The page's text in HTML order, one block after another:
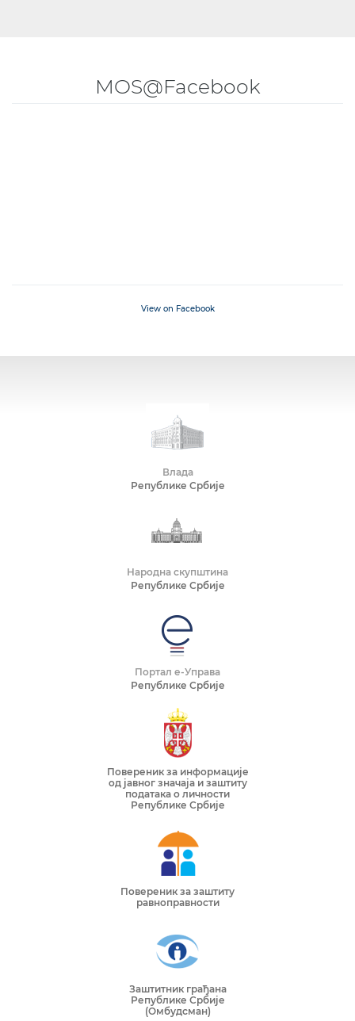
MOS@Facebook
View on Facebook
Влада
Републике Србије
Народна скупштина
Републике Србије
Портал е-Управа
Републике Србије
Повереник за информације
од јавног значаја и заштиту
података о личности
Републике Србије
Повереник за заштиту
равноправности
Заштитник грађана
Републике Србије
(Омбудсман)